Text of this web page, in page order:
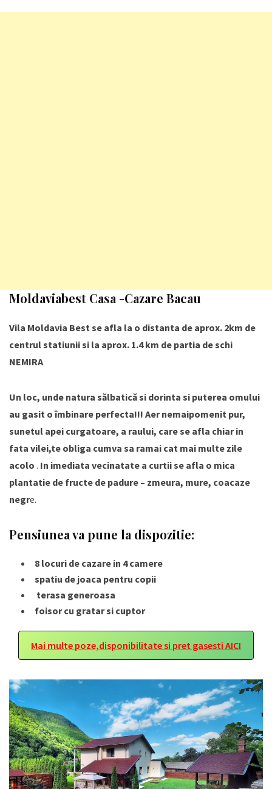
Moldaviabest Casa -Cazare Bacau
Vila Moldavia Best se afla la o distanta de aprox. 2km de
centrul statiunii si la aprox. 1.4 km de partia de schi
NEMIRA
Un loc, unde natura sălbatică si dorinta si puterea omului
au gasit o îmbinare perfecta!!! Aer nemaipomenit pur,
sunetul apei curgatoare, a raului, care se afla chiar in
fata vilei,te obliga cumva sa ramai cat mai multe zile
acolo . In imediata vecinatate a curtii se afla o mica
plantatie de fructe de padure – zmeura, mure, coacaze
negre.
Pensiunea va pune la dispozitie:
8 locuri de cazare in 4 camere
spatiu de joaca pentru copii
terasa generoasa
foisor cu gratar si cuptor
Mai multe poze,disponibilitate si pret gasesti AICI